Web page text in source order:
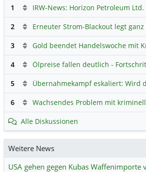
1
2
3
4
5
6
Alle Diskussionen
Weitere News
USA gehen gegen Kubas Waffenimporte